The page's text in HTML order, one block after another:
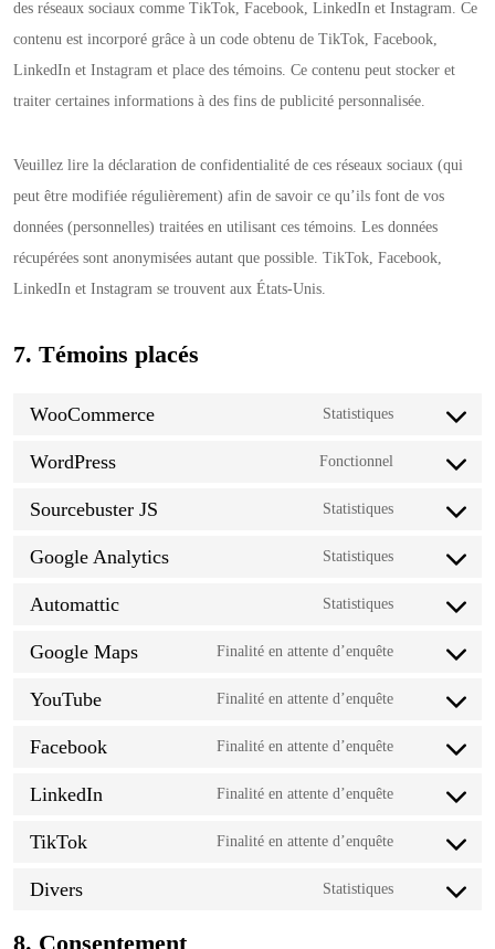
des réseaux sociaux comme TikTok, Facebook, LinkedIn et Instagram. Ce
contenu est incorporé grâce à un code obtenu de TikTok, Facebook,
LinkedIn et Instagram et place des témoins. Ce contenu peut stocker et
traiter certaines informations à des fins de publicité personnalisée.
Veuillez lire la déclaration de confidentialité de ces réseaux sociaux (qui
peut être modifiée régulièrement) afin de savoir ce qu’ils font de vos
données (personnelles) traitées en utilisant ces témoins. Les données
récupérées sont anonymisées autant que possible. TikTok, Facebook,
LinkedIn et Instagram se trouvent aux États-Unis.
7. Témoins placés
WooCommerce
Statistiques
Consent to
WordPress
Fonctionnel
Consent to
Sourcebuster JS
Statistiques
Consent to
Google Analytics
Statistiques
Consent to
Automattic
Statistiques
Consent to
Google Maps
Finalité en attente d’enquête
Consent to
YouTube
Finalité en attente d’enquête
Consent to
Facebook
Finalité en attente d’enquête
Consent to
LinkedIn
Finalité en attente d’enquête
Consent to
TikTok
Finalité en attente d’enquête
Consent to
Divers
Statistiques
Consent to
8. Consentement